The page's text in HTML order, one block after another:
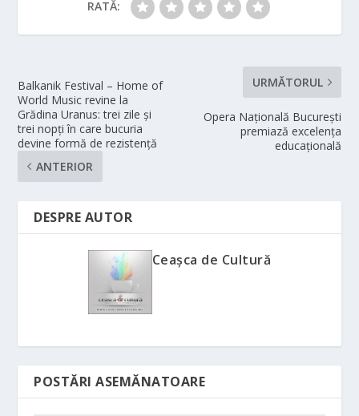
RATĂ:
Balkanik Festival – Home of
World Music revine la
Grădina Uranus: trei zile și
trei nopți în care bucuria
devine formă de rezistență
ANTERIOR
URMĂTORUL
Opera Națională București
premiază excelența
educațională
DESPRE AUTOR
Ceașca de Cultură
POSTĂRI ASEMĂNATOARE